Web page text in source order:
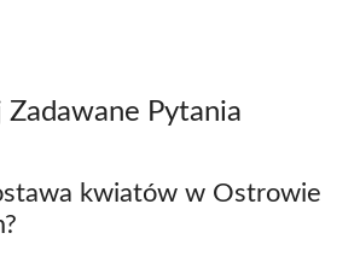
Zadawane Pytania
kwiatów w Ostrowie